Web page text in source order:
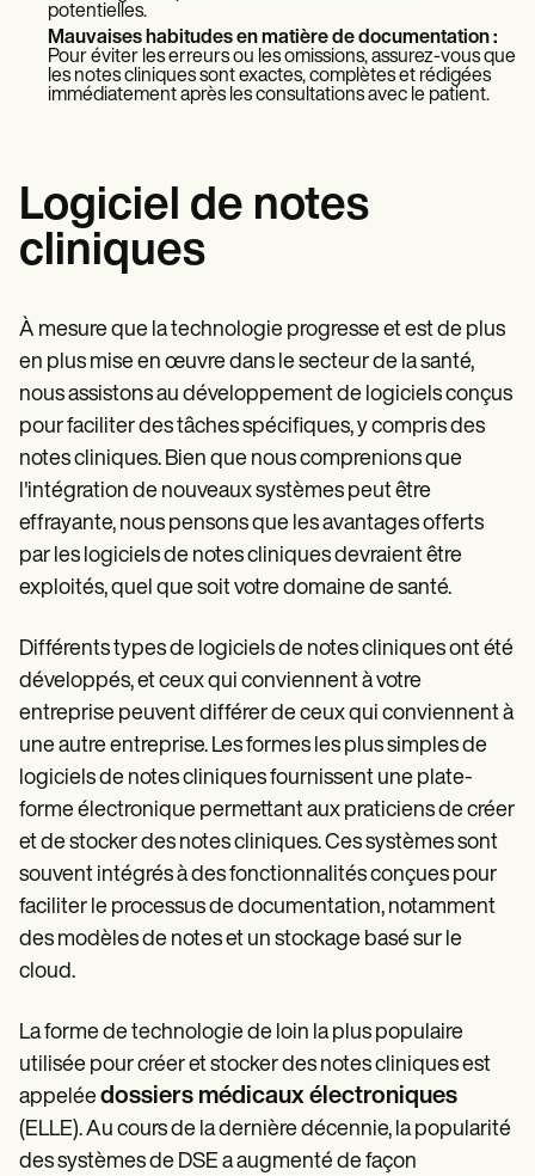
potentielles.
Mauvaises habitudes en matière de documentation :
Pour éviter les erreurs ou les omissions, assurez-vous que
les notes cliniques sont exactes, complètes et rédigées
immédiatement après les consultations avec le patient.
Logiciel de notes
cliniques
À mesure que la technologie progresse et est de plus
en plus mise en œuvre dans le secteur de la santé,
nous assistons au développement de logiciels conçus
pour faciliter des tâches spécifiques, y compris des
notes cliniques. Bien que nous comprenions que
l'intégration de nouveaux systèmes peut être
effrayante, nous pensons que les avantages offerts
par les logiciels de notes cliniques devraient être
exploités, quel que soit votre domaine de santé.
Différents types de logiciels de notes cliniques ont été
développés, et ceux qui conviennent à votre
entreprise peuvent différer de ceux qui conviennent à
une autre entreprise. Les formes les plus simples de
logiciels de notes cliniques fournissent une plate-
forme électronique permettant aux praticiens de créer
et de stocker des notes cliniques. Ces systèmes sont
souvent intégrés à des fonctionnalités conçues pour
faciliter le processus de documentation, notamment
des modèles de notes et un stockage basé sur le
cloud.
La forme de technologie de loin la plus populaire
utilisée pour créer et stocker des notes cliniques est
appeléedossiers médicaux électroniques
(ELLE). Au cours de la dernière décennie, la popularité
des systèmes de DSE a augmenté de façon